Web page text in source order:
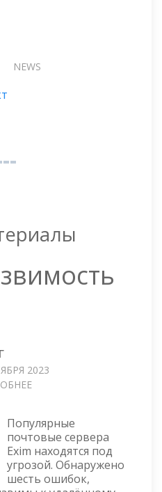
NEWS
2023
УЯЗВИМОСТЬ
ZERO-
DAY
Популярные
почтовые сервера
Exim находятся под
угрозой. Обнаружено
шесть ошибок,